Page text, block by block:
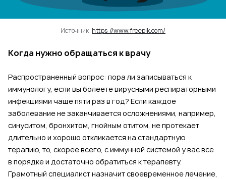
Источник: https://www.freepik.com/
Когда нужно обращаться к врачу
Распространенный вопрос: пора ли записываться к
иммунологу, если вы болеете вирусными респираторными
инфекциями чаще пяти раз в год? Если каждое
заболевание не заканчивается осложнениями, например,
синуситом, бронхитом, гнойным отитом, не протекает
длительно и хорошо откликается на стандартную
терапию, то, скорее всего, с иммунной системой у вас все
в порядке и достаточно обратиться к терапевту.
Грамотный специалист назначит своевременное лечение,